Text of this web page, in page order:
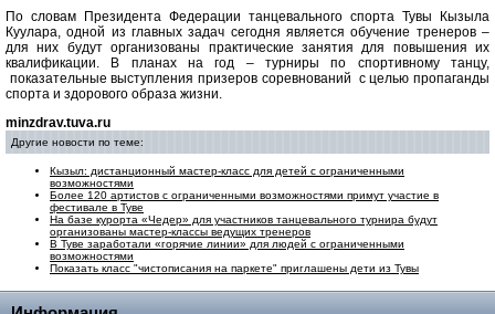
По словам Президента Федерации танцевального спорта Тувы Кызыла
Куулара, одной из главных задач сегодня является обучение тренеров –
для них будут организованы практические занятия для повышения их
квалификации. В планах на год – турниры по спортивному танцу,
показательные выступления призеров соревнований с целью пропаганды
спорта и здорового образа жизни.
minzdrav.tuva.ru
Другие новости по теме:
Кызыл: дистанционный мастер-класс для детей с ограниченными
возможностями
Более 120 артистов с ограниченными возможностями примут участие в
фестивале в Туве
На базе курорта «Чедер» для участников танцевального турнира будут
организованы мастер-классы ведущих тренеров
В Туве заработали «горячие линии» для людей с ограниченными
возможностями
Показать класс "чистописания на паркете" приглашены дети из Тувы